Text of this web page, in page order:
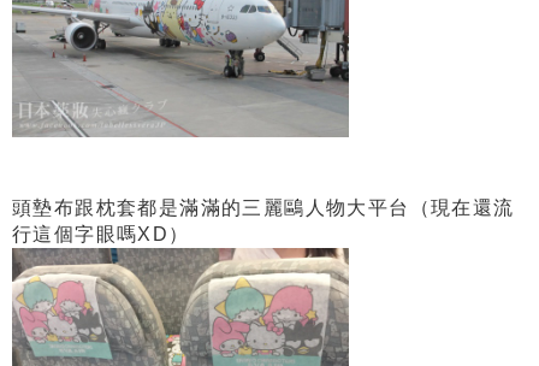
頭墊布跟枕套都是滿滿的三麗鷗人物大平台（現在還流
行這個字眼嗎XD）